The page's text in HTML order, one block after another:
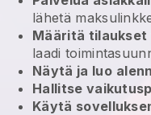
lähetä
Määritä tilaukset
laadi
Näytä ja luo
Hallitse
Käytä